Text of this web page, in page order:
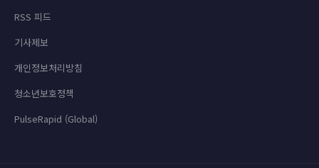
RSS 피드
기사제보
개인정보처리방침
청소년보호정책
PulseRapid (Global)